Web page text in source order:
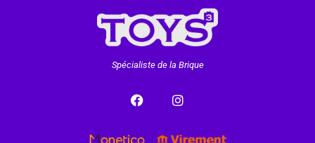
Spécialiste de la Brique